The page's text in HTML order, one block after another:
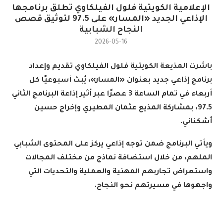
الإعلامية الكويتية فلول الفيلكاوي تطلق برنامجها
الإذاعي الجديد «المسار» على 97.5 لتوثيق قصص
النجاح الشبابية
2026-05-16
باشرت المذيعة الكويتية فلول الفيلكاوي تقديم وإعداد
برنامج إذاعي جديد بعنوان «المسار»، يُبث أسبوعيًا كل
أربعاء في تمام الساعة 3 عصرًا عبر أثير إذاعة البرنامج الثاني
97.5، بمشاركة المذيع عثمان المطيري وإخراج حسين
أشكناني.
ويأتي البرنامج ضمن توجه إذاعي يركز على المحتوى الشبابي
الملهم، من خلال استضافة نماذج من مختلف المجالات
واستعراض تجاربهم المهنية والعملية والتحديات التي
واجهوها في مسيرتهم نحو النجاح.